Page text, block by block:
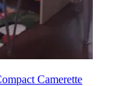
Camerette